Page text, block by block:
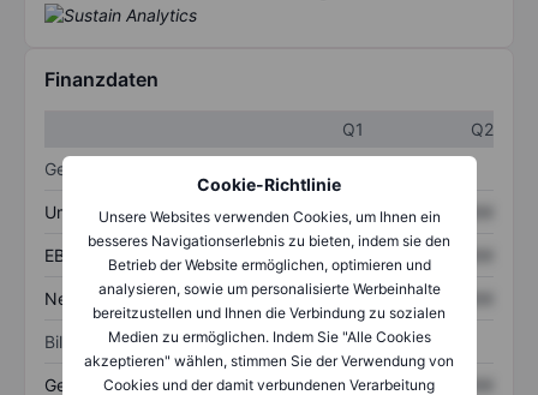
Cookie-Richtlinie
Unsere Websites verwenden Cookies, um Ihnen ein
besseres Navigationserlebnis zu bieten, indem sie den
Betrieb der Website ermöglichen, optimieren und
analysieren, sowie um personalisierte Werbeinhalte
bereitzustellen und Ihnen die Verbindung zu sozialen
Medien zu ermöglichen. Indem Sie "Alle Cookies
akzeptieren" wählen, stimmen Sie der Verwendung von
Cookies und der damit verbundenen Verarbeitung
Finanzdaten
Q1
Q2
Gewinn- und Verlustrechnung
Umsatz XXXXXXX XXXXXXX
EBITDA XXXXXXX XXXXXXX
Nettoeinkommen XXXXXXX XXXXXXX
Bilanz
Gesamtvermögen XXXXXXX XXXXXXX